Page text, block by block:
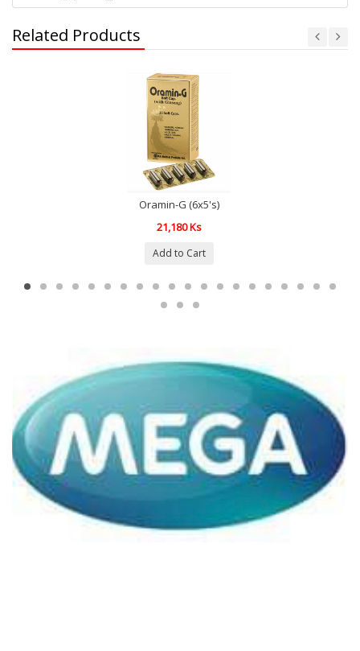
Related Products
Oramin-G (6x5's)
21,180 Ks
Add to Cart